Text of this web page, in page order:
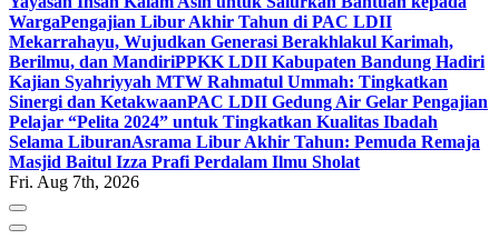
WargaPengajian Libur Akhir Tahun di PAC LDII
Mekarrahayu, Wujudkan Generasi Berakhlakul Karimah,
Berilmu, dan MandiriPPKK LDII Kabupaten Bandung Hadiri
Kajian Syahriyyah MTW Rahmatul Ummah: Tingkatkan
Sinergi dan KetakwaanPAC LDII Gedung Air Gelar Pengajian
Pelajar “Pelita 2024” untuk Tingkatkan Kualitas Ibadah
Selama LiburanAsrama Libur Akhir Tahun: Pemuda Remaja
Masjid Baitul Izza Prafi Perdalam Ilmu Sholat
Fri. Aug 7th, 2026